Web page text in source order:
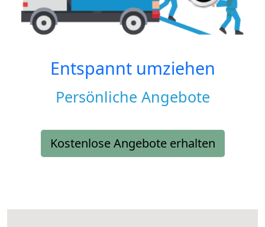
Entspannt umziehen
Persönliche Angebote
Kostenlose Angebote erhalten